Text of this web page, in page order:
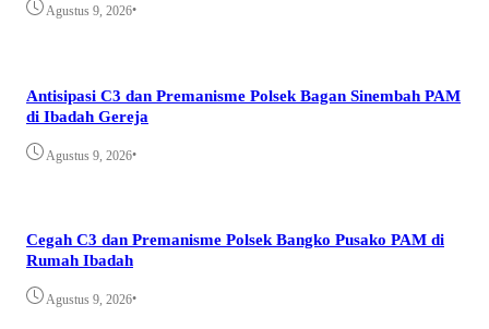
Agustus 9, 2026•
Antisipasi C3 dan Premanisme Polsek Bagan Sinembah PAM
di Ibadah Gereja
Agustus 9, 2026•
Cegah C3 dan Premanisme Polsek Bangko Pusako PAM di
Rumah Ibadah
Agustus 9, 2026•